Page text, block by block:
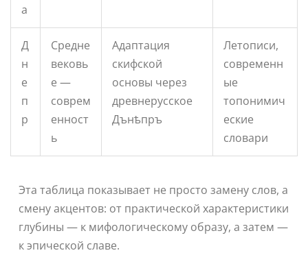
а
Д
н
е
п
р
Средне
вековь
е —
соврем
енност
ь
Адаптация
скифской
основы через
древнерусское
Дънѣпръ
Летописи,
современн
ые
топонимич
еские
словари
Эта таблица показывает не просто замену слов, а
смену акцентов: от практической характеристики
глубины — к мифологическому образу, а затем —
к эпической славе.